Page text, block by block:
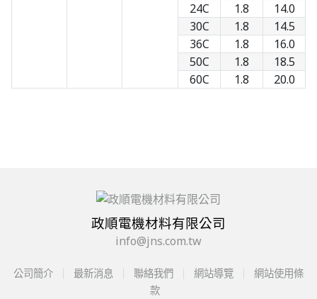
24C
1.8
14.0
30C
1.8
14.5
36C
1.8
16.0
50C
1.8
18.5
60C
1.8 20.0
政順電機材料有限公司
info@jns.com.tw
公司簡介 最新消息 聯絡我們 網站導覽
網站使用條
款